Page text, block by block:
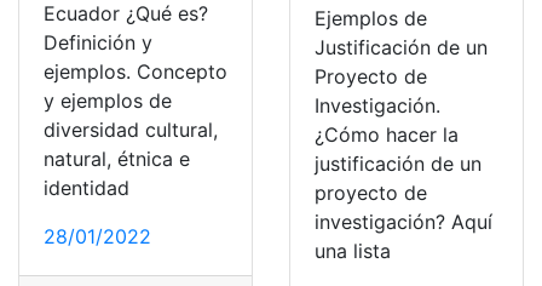
Ecuador ¿Qué es?
Definición y
ejemplos. Concepto
y ejemplos de
diversidad cultural,
natural, étnica e
identidad
28/01/2022
Ejemplos de
Justificación de un
Proyecto de
Investigación.
¿Cómo hacer la
justificación de un
proyecto de
investigación? Aquí
una lista